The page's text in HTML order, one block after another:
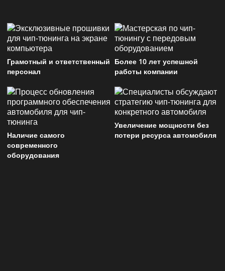
Грамотный и ответственный
персонал
Более 10 лет успешной
работы компании
Наличие самого
современного
оборудования
Увеличение мощности без
потери ресурса автомобиля